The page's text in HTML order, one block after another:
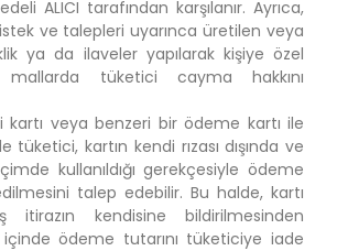
ALICI tarafından karşılanır. Ayrıca,
ve talepleri uyarınca üretilen veya
ya da ilaveler yapılarak kişiye özel
tüketici cayma hakkını
kartı veya benzeri bir ödeme kartı ile
tüketici, kartın kendi rızası dışında ve
kullanıldığı gerekçesiyle ödeme
talep edebilir. Bu halde, kartı
itirazın kendisine bildirilmesinden
ödeme tutarını tüketiciye iade